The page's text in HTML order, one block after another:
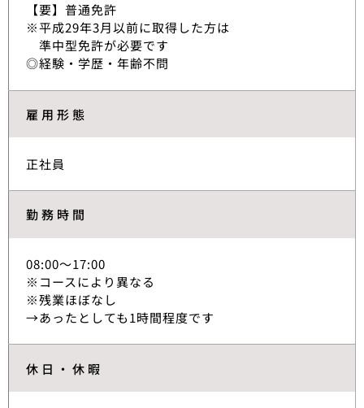
【要】普通免許
※平成29年3月以前に取得した方は
準中型免許が必要です
◎経験・学歴・年齢不問
雇用形態
正社員
勤務時間
08:00～17:00
※コースにより異なる
※残業ほぼなし
→あったとしても1時間程度です
休日・休暇